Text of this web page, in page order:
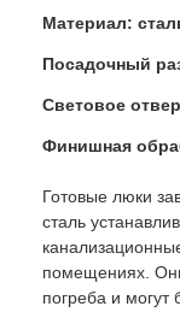
Материал:
Посадочный
Световое
Финишная
Готовые люки
сталь
помещениях.
погреба и могут